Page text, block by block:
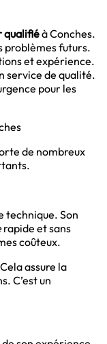
qualifiéà Conches.
problèmes futurs.
et expérience.
service de qualité.
pour les
de nombreux
technique. Son
rapide et sans
coûteux.
assure la
C’est un